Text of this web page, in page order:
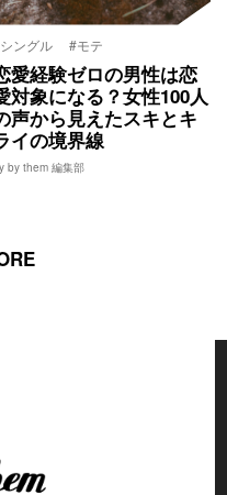
ングル #モテ
愛経験ゼロの男性は恋
対象になる？女性100人
声から見えたスキとキ
イの境界線
by them 編集部